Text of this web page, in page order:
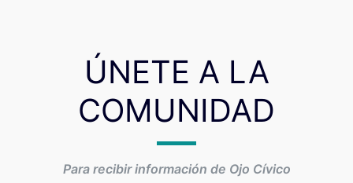
ÚNETE A LA
COMUNIDAD
Para recibir información de Ojo Cívico